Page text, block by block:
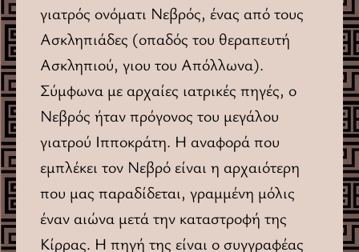
γιατρός ονόματι Nεβρός, ένας από τους
Aσκληπιάδες (οπαδός του θεραπευτή
Aσκληπιού, γιου του Aπόλλωνα).
Σύμφωνα με αρχαίες ιατρικές πηγές, ο
Nεβρός ήταν πρόγονος του μεγάλου
γιατρού Iπποκράτη. H αναφορά που
εμπλέκει τον Nεβρό είναι η αρχαιότερη
που μας παραδίδεται, γραμμένη μόλις
έναν αιώνα μετά την καταστροφή της
Kίρρας. Η πηγή της είναι ο συγγραφέας